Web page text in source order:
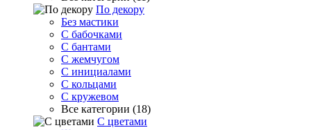
По декору
Без мастики
С бабочками
С бантами
С жемчугом
С инициалами
С кольцами
С кружевом
Все категории (18)
С цветами